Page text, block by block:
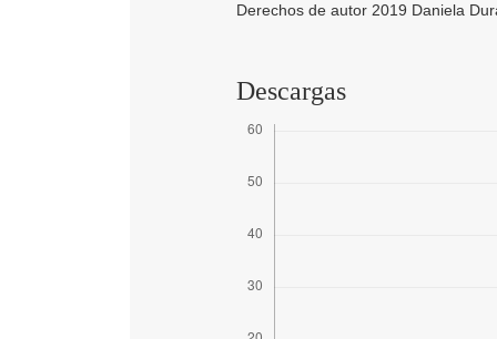
Derechos de autor 2019 Daniela
Descargas